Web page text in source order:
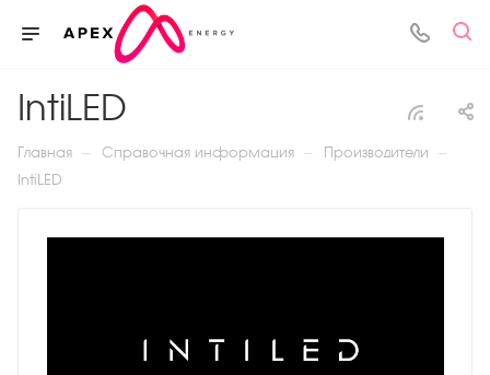
IntiLED
Главная — Справочная информация — Производители —
IntiLED